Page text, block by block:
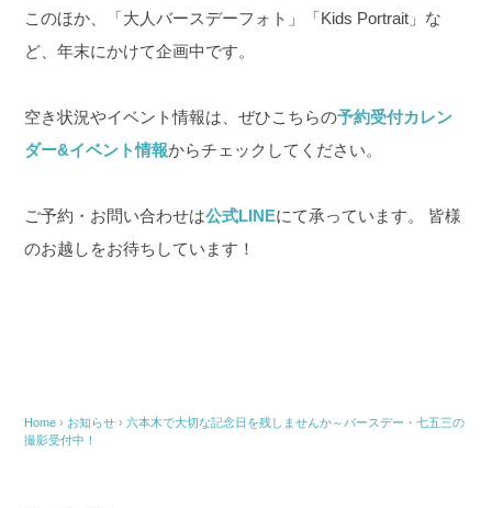
このほか、「大人バースデーフォト」「Kids Portrait」な
ど、年末にかけて企画中です。
空き状況やイベント情報は、ぜひこちらの予約受付カレン
ダー&イベント情報からチェックしてください。
ご予約・お問い合わせは公式LINEにて承っています。 皆様
のお越しをお待ちしています！
Home › お知らせ ›六本木で大切な記念日を残しませんか～バースデー・七五三の
撮影受付中！